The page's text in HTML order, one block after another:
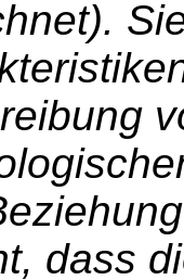
dass